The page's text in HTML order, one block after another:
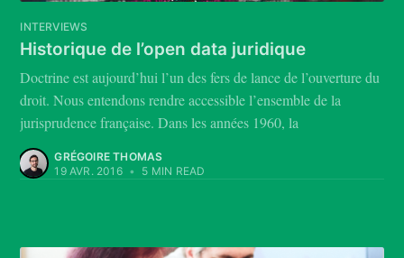
INTERVIEWS
Historique de l’open data juridique
Doctrine est aujourd’hui l’un des fers de lance de l’ouverture du
droit. Nous entendons rendre accessible l’ensemble de la
jurisprudence française. Dans les années 1960, la
GRÉGOIRE THOMAS
19 AVR. 2016 • 5 MIN READ